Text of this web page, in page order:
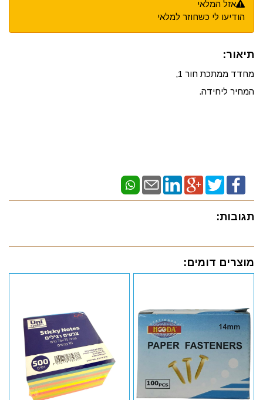
אזל המלאי
הודיעו לי כשחוזר למלאי
תיאור:
מחדד ממתכת חור 1,
המחיר ליחידה.
תגובות:
מוצרים דומים: